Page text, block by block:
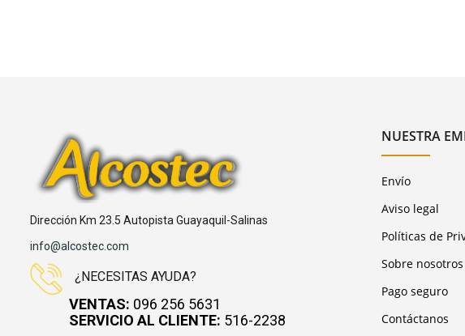
Dirección Km 23.5 Autopista Guayaquil-Salinas
info@alcostec.com
¿NECESITAS AYUDA?
VENTAS: 096 256 5631
SERVICIO AL CLIENTE: 516-2238
NUESTRA
Envío
Aviso legal
Políticas de
Sobre nosotros
Pago seguro
Contáctanos